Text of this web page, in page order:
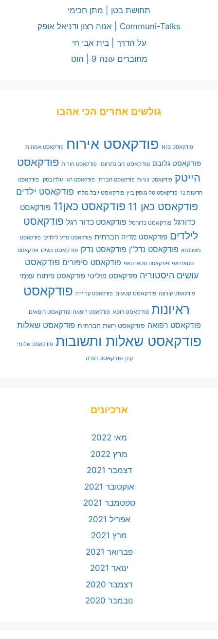
תחושת בטן | מתן חכימי
Communi-Talks | אנוה רצון ודניאל אופק
על הדרך | בית אבי חי
מחוברים עונה 9 | הוט
גולשים אחרים הכי אהבו
פודקאסט N12 פודקאסט אירוח פודקאסט אמהות
פודקאסט גלובס פודקאסט הבינתחומי פודקאסט הורות פודקאסט
הייטק פודקאסט זוגיות פודקאסט חברתי פודקאסט חגי גולדובסקי פודקאסט
חדשות 12 פודקאסט טל מוסקוביץ פודקאסט יובל מלחי פודקאסט ילדים
פודקאסט כאן 11 פודקאסט כאן11
פודקאסט
כדורגל פודקאסט כדורסל פודקאסט כדור רגל פודקאסט
לילדים פודקאסט מדיה חברתית פודקאסט מדע לילדים פודקאסט
משכנתא פודקאסט נדל"ן פודקאסט נדלן פודקאסט נשים פודקאסט
סטאנדאפ פודקאסט סטארטאפ פודקאסט סיפורים פודקאסט
עושים היסטוריה פודקאסט פוליטי פודקאסט פיתוח עצמי
פודקאסט קורונה פודקאסט קטעים פודקאסט קריירה פודקאסט
ראיונות פודקאסט רופא פודקאסט רופאה פודקאסט רופאים
פודקאסט רפואה פודקאסט רשת חברתית פודקאסט שאלות
פודקאסט שאלות ותשובות פודקאסט שלומי
קינן פודקאסט תורה
ארכיונים
מאי 2022
מרץ 2022
דצמבר 2021
אוקטובר 2021
ספטמבר 2021
אפריל 2021
מרץ 2021
פברואר 2021
ינואר 2021
דצמבר 2020
נובמבר 2020